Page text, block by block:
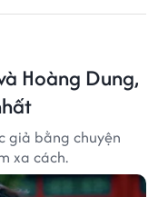
Hoàng Dung,
giả bằng chuyện
xa cách.